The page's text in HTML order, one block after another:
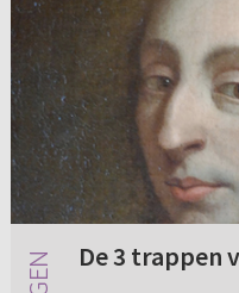
De 3 trappen